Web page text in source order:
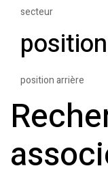
secteur
position arrière